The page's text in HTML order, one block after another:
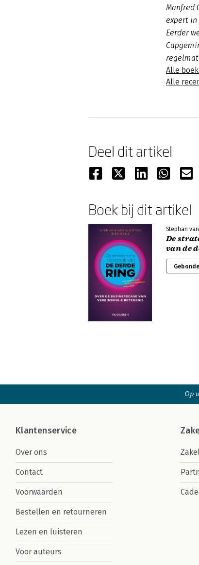
Manfred
expert in
Eerder
Alle
Alle
Deel dit artikel
Boek bij dit artikel
Stephan
De
van de
Op
Klantenservice
Over ons
Contact
Voorwaarden
Bestellen en retourneren
Lezen en luisteren
Voor auteurs